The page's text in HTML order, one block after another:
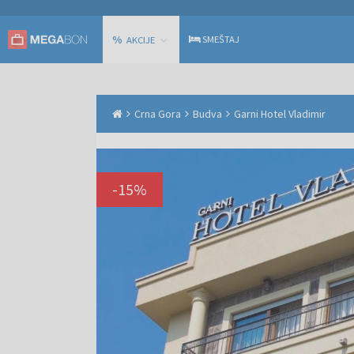
% AKCIJE SMEŠTAJ
Crna Gora Budva Garni Hotel Vladimir
-15%